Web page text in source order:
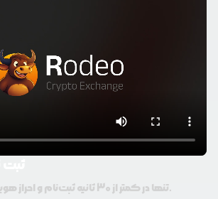
تنها در کمتر از 30 ثانیه ثبت‌نام و احراز هویت خود را تکمیل کنید.